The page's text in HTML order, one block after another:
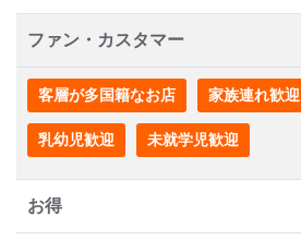
ファン・カスタマー
客層が多国籍なお店 家族連れ歓迎
乳幼児歓迎 未就学児歓迎
お得